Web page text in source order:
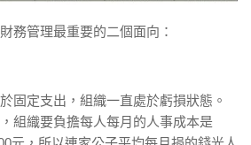
務管理最重要的二個面向：
固定支出，組織一直處於虧損狀態。
組織要負擔每人每月的人事成本是